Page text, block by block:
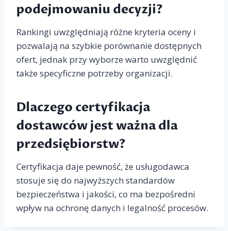
podejmowaniu decyzji?
Rankingi uwzględniają różne kryteria oceny i
pozwalają na szybkie porównanie dostępnych
ofert, jednak przy wyborze warto uwzględnić
także specyficzne potrzeby organizacji.
Dlaczego certyfikacja
dostawców jest ważna dla
przedsiębiorstw?
Certyfikacja daje pewność, że usługodawca
stosuje się do najwyższych standardów
bezpieczeństwa i jakości, co ma bezpośredni
wpływ na ochronę danych i legalność procesów.